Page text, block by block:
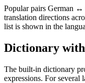
Popular pairs German ↔
translation directions
list is shown in the
Dictionary
The built-in dictionary
expressions. For several